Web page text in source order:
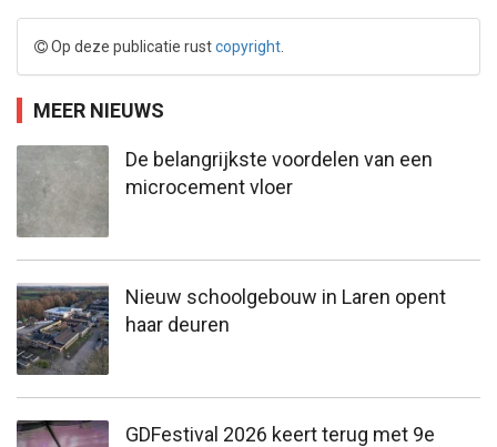
Op deze publicatie rustcopyright
MEER NIEUWS
De belangrijkste voordelen van een
microcement vloer
Nieuw schoolgebouw in Laren opent
haar deuren
GDFestival 2026 keert terug met 9e